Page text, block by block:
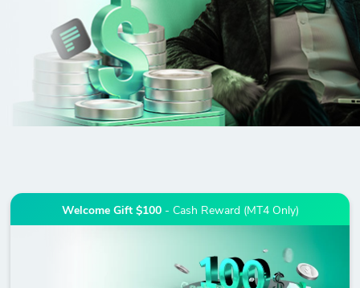
Welcome Gift $100- Cash Reward (MT4 Only)